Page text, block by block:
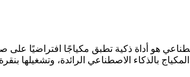
هو أداة ذكية تطبق مكياجًا افتراضيًا